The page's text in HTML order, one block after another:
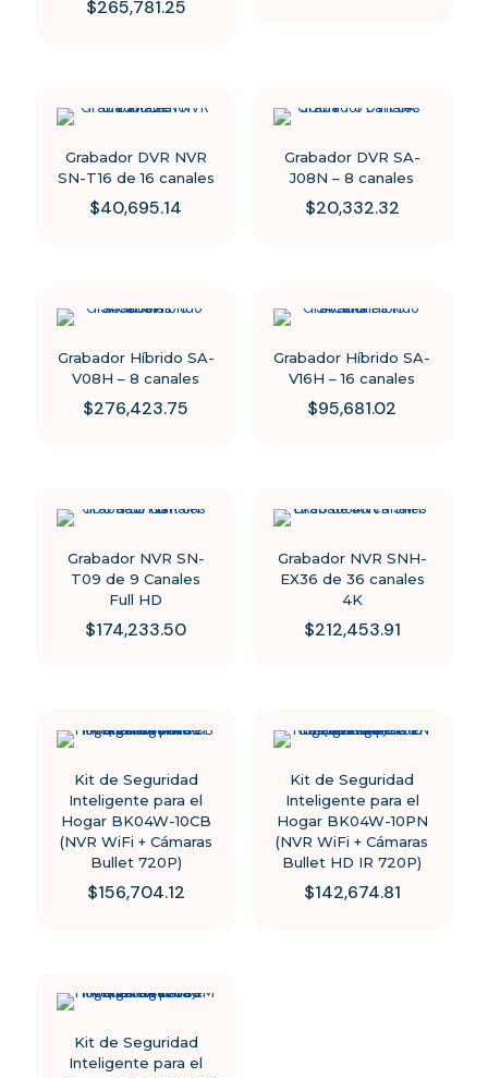
$265,781.25
Grabador DVR NVR
SN-T16 de 16 canales
$40,695.14
Grabador DVR SA-
J08N – 8 canales
$20,332.32
Grabador Híbrido SA-
V08H – 8 canales
$276,423.75
Grabador Híbrido SA-
V16H – 16 canales
$95,681.02
Grabador NVR SN-
T09 de 9 Canales
Full HD
$174,233.50
Grabador NVR SNH-
EX36 de 36 canales
4K
$212,453.91
Kit de Seguridad
Inteligente para el
Hogar BK04W-10CB
(NVR WiFi + Cámaras
Bullet 720P)
$156,704.12
Kit de Seguridad
Inteligente para el
Hogar BK04W-10PN
(NVR WiFi + Cámaras
Bullet HD IR 720P)
$142,674.81
Kit de Seguridad
Inteligente para el